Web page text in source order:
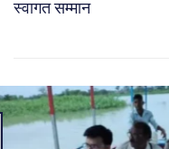
स्वागत सम्मान
04